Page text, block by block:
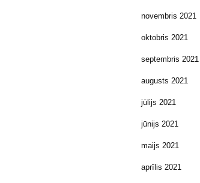
novembris 2021
oktobris 2021
septembris 2021
augusts 2021
jūlijs 2021
jūnijs 2021
maijs 2021
aprīlis 2021